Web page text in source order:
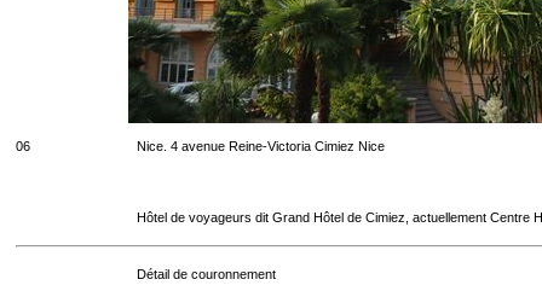
06 Nice. 4 avenue Reine-Victoria Cimiez Nice
Hôtel de voyageurs dit Grand Hôtel de Cimiez, actuellement Centre
Détail de couronnement